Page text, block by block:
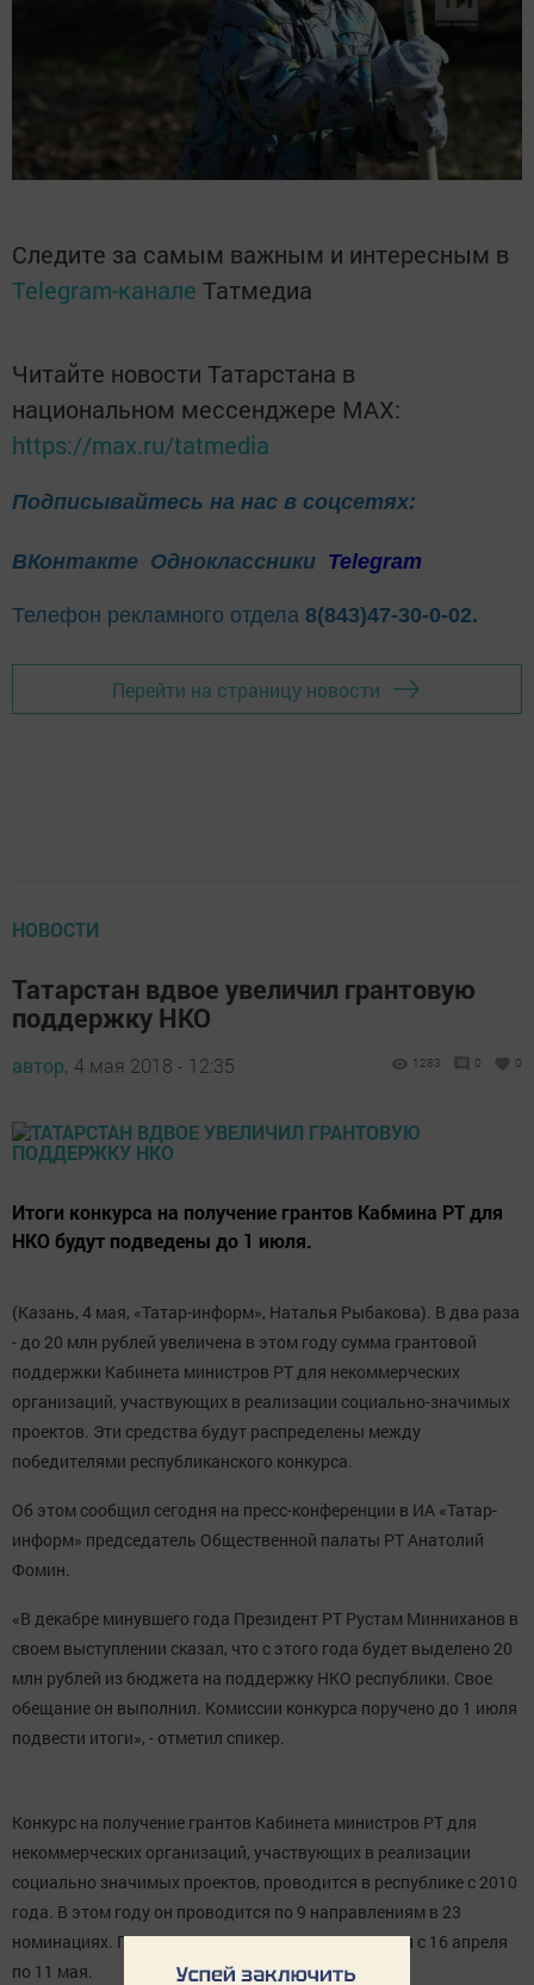
Следите за самым важным и интересным в
Telegram-канале Татмедиа
Читайте новости Татарстана в
национальном мессенджере MАХ:
https://max.ru/tatmedia
Подписывайтесь на нас в соцсетях:
ВКонтакте Одноклассники Telegram
Телефон рекламного отдела 8(843)47-30-0-02.
Перейти на страницу новости
НОВОСТИ
Татарстан вдвое увеличил грантовую
поддержку НКО
автор, 4 мая 2018 - 12:35 1283 0 0
Итоги конкурса на получение грантов Кабмина РТ для
НКО будут подведены до 1 июля.
(Казань, 4 мая, «Татар-информ», Наталья Рыбакова). В два раза
- до 20 млн рублей увеличена в этом году сумма грантовой
поддержки Кабинета министров РТ для некоммерческих
организаций, участвующих в реализации социально-значимых
проектов. Эти средства будут распределены между
победителями республиканского конкурса.
Об этом сообщил сегодня на пресс-конференции в ИА «Татар-
информ» председатель Общественной палаты РТ Анатолий
Фомин.
«В декабре минувшего года Президент РТ Рустам Минниханов в
своем выступлении сказал, что с этого года будет выделено 20
млн рублей из бюджета на поддержку НКО республики. Свое
обещание он выполнил. Комиссии конкурса поручено до 1 июля
подвести итоги», - отметил спикер.
Конкурс на получение грантов Кабинета министров РТ для
некоммерческих организаций, участвующих в реализации
социально значимых проектов, проводится в республике с 2010
года. В этом году он проводится по 9 направлениям в 23
номинациях. Проекты от участников принимаются с 16 апреля
по 11 мая.